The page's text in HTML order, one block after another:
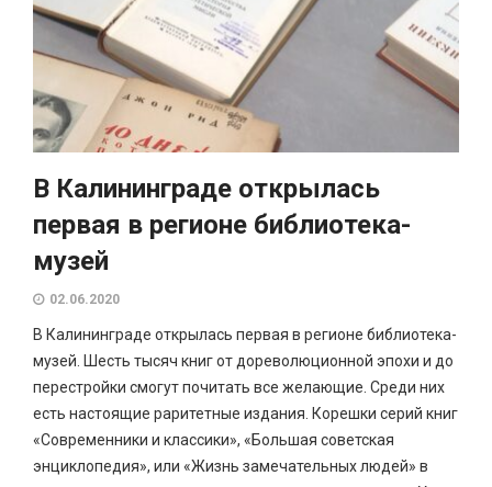
В Калининграде открылась
первая в регионе библиотека-
музей
02.06.2020
В Калининграде открылась первая в регионе библиотека-
музей. Шесть тысяч книг от дореволюционной эпохи и до
перестройки смогут почитать все желающие. Среди них
есть настоящие раритетные издания. Корешки серий книг
«Современники и классики», «Большая советская
энциклопедия», или «Жизнь замечательных людей» в